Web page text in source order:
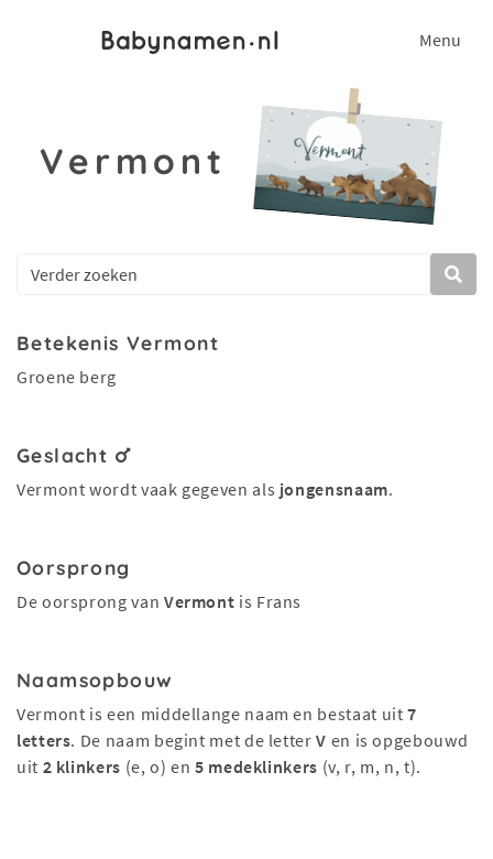
Menu
Vermont
Betekenis Vermont
Groene berg
Geslacht
Vermont wordt vaak gegeven als jongensnaam.
Oorsprong
De oorsprong van Vermont is Frans
Naamsopbouw
Vermont is een middellange naam en bestaat uit7
letters. De naam begint met de letterV en is opgebouwd
uit 2 klinkers (e, o) en5 medeklinkers (v, r, m, n, t).